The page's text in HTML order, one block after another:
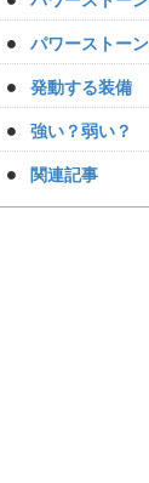
パワーストー
発動する装備
強い？弱い？
関連記事